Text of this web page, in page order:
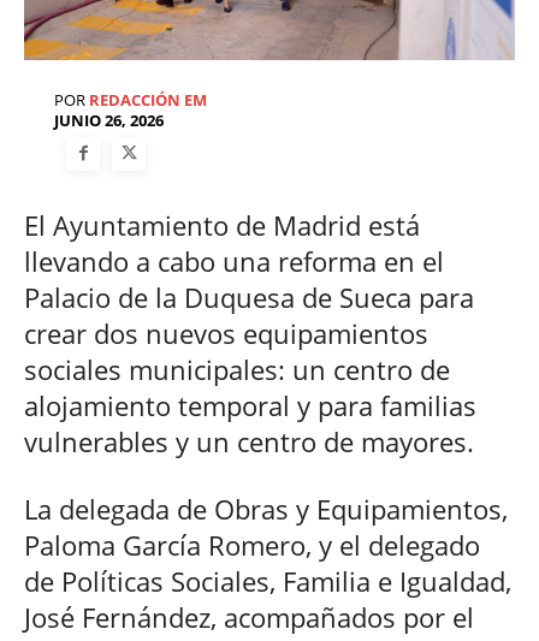
POR REDACCIÓN EM
JUNIO 26, 2026
El Ayuntamiento de Madrid está
llevando a cabo una reforma en el
Palacio de la Duquesa de Sueca para
crear dos nuevos equipamientos
sociales municipales: un centro de
alojamiento temporal y para familias
vulnerables y un centro de mayores.
La delegada de Obras y Equipamientos,
Paloma García Romero, y el delegado
de Políticas Sociales, Familia e Igualdad,
José Fernández, acompañados por el